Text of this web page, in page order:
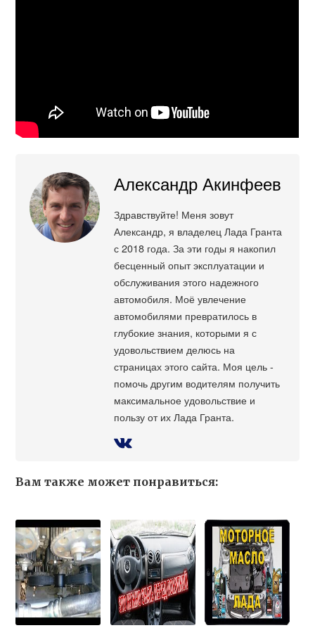
Александр Акинфеев
Здравствуйте! Меня зовут
Александр, я владелец Лада Гранта
с 2018 года. За эти годы я накопил
бесценный опыт эксплуатации и
обслуживания этого надежного
автомобиля. Моё увлечение
автомобилями превратилось в
глубокие знания, которыми я с
удовольствием делюсь на
страницах этого сайта. Моя цель -
помочь другим водителям получить
максимальное удовольствие и
пользу от их Лада Гранта.
Вам также может понравиться: